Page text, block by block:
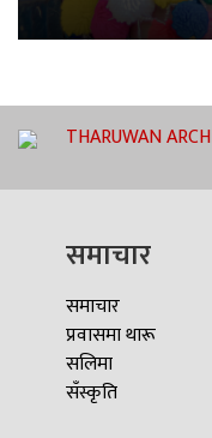
THARUWAN
समाचार
समाचार
प्रवासमा थारू
सलिमा
सँस्कृति